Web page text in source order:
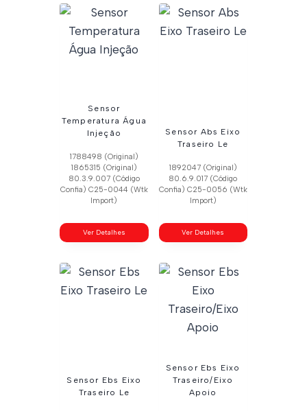
Sensor
Temperatura Água
Injeção
1788498 (Original)
1865315 (Original)
80.3.9.007 (Código
Confia) C25-0044 (Wtk
Import)
Ver Detalhes
Sensor Abs Eixo
Traseiro Le
1892047 (Original)
80.6.9.017 (Código
Confia) C25-0056 (Wtk
Import)
Ver Detalhes
Sensor Ebs Eixo
Traseiro Le
Sensor Ebs Eixo
Traseiro/Eixo
Apoio